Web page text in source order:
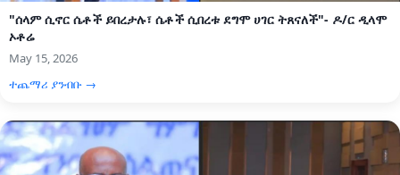
"ሰላም ሲኖር ሴቶች ይበረታሉ፣ ሴቶች ሲበረቱ ደግሞ ሀገር ትጸናለች"- ዶ/ር ዲላሞ
ኦቶሬ
May 15, 2026
ተጨማሪ ያንብቡ →